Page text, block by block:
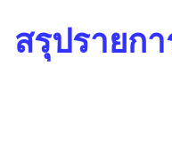
สรุปรายก